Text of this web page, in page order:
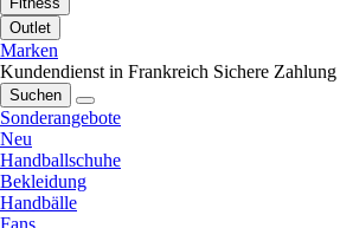
Outlet
Marken
Kundendienst in Frankreich Sichere Zahlung
Suchen
Sonderangebote
Neu
Handballschuhe
Bekleidung
Handbälle